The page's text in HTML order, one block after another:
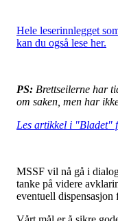
Hele leserinnlegget
kan du også lese her.
PS: Brettseilerne har
om saken, men har
Les artikkel i "Bladet"
MSSF vil nå gå i
tanke på videre
eventuell